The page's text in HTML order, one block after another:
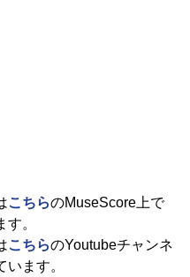
こちらのMuseScore上で
。
こちらのYoutubeチャンネ
います。